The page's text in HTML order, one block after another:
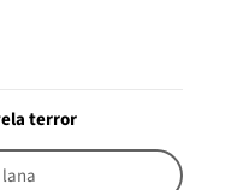
terror